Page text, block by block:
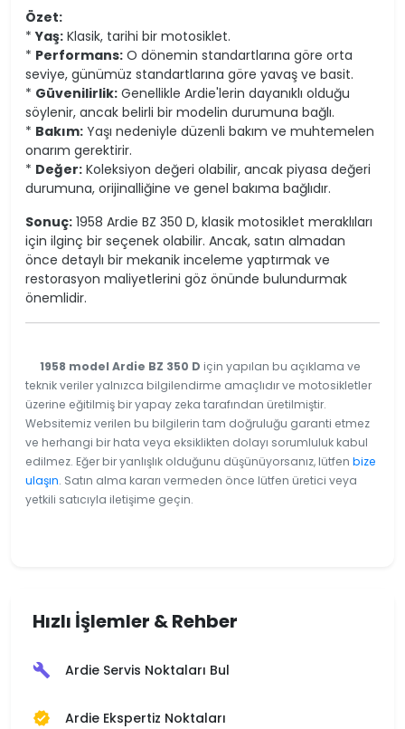
Özet:
*Yaş: Klasik, tarihi bir motosiklet.
* Performans: O dönemin standartlarına göre orta
seviye, günümüz standartlarına göre yavaş ve basit.
* Güvenilirlik: Genellikle Ardie'lerin dayanıklı olduğu
söylenir, ancak belirli bir modelin durumuna bağlı.
* Bakım: Yaşı nedeniyle düzenli bakım ve muhtemelen
onarım gerektirir.
* Değer: Koleksiyon değeri olabilir, ancak piyasa değeri
durumuna, orijinalliğine ve genel bakıma bağlıdır.
Sonuç: 1958 Ardie BZ 350 D, klasik motosiklet meraklıları
için ilginç bir seçenek olabilir. Ancak, satın almadan
önce detaylı bir mekanik inceleme yaptırmak ve
restorasyon maliyetlerini göz önünde bulundurmak
önemlidir.
1958 model Ardie BZ 350 D için yapılan bu açıklama ve
teknik veriler yalnızca bilgilendirme amaçlıdır ve motosikletler
üzerine eğitilmiş bir yapay zeka tarafından üretilmiştir.
Websitemiz verilen bu bilgilerin tam doğruluğu garanti etmez
ve herhangi bir hata veya eksiklikten dolayı sorumluluk kabul
edilmez. Eğer bir yanlışlık olduğunu düşünüyorsanız, lütfen bize
ulaşın. Satın alma kararı vermeden önce lütfen üretici veya
yetkili satıcıyla iletişime geçin.
Hızlı İşlemler & Rehber
build Ardie Servis Noktaları Bul
verified Ardie Ekspertiz Noktaları